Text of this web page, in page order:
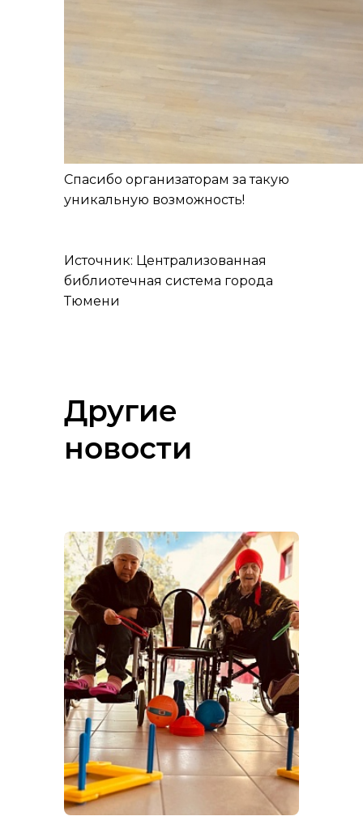
Спасибо организаторам за такую
уникальную возможность!
Источник: Централизованная
библиотечная система города
Тюмени
Другие
новости